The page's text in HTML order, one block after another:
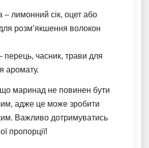
– лимонний сік, оцет або
розм’якшення волокон
перець, часник, трави для
аромату.
маринад не повинен бути
адже це може зробити
Важливо дотримуватись
пропорції!